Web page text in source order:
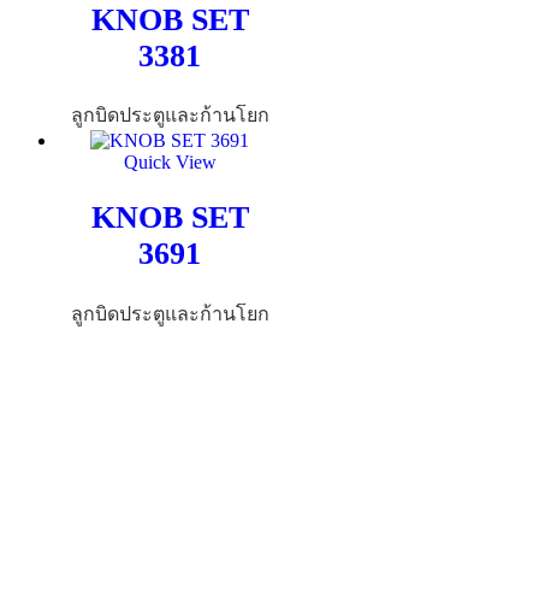
KNOB SET
3381
ลูกบิดประตูและก้านโยก
Quick View
KNOB SET
3691
ลูกบิดประตูและก้านโยก